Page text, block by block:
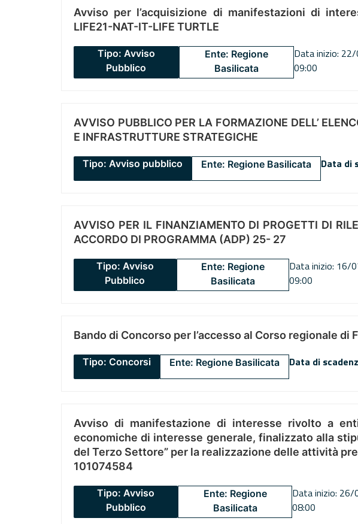
Avviso per l’acquisizione di manifestazioni di
LIFE21-NAT-IT-LIFE TURTLE
Tipo: Avviso
Pubblico
Ente: Regione
Basilicata
Data inizio:
09:00
AVVISO PUBBLICO PER LA FORMAZIONE DELL’
E INFRASTRUTTURE STRATEGICHE
Tipo: Avviso pubblico Ente: Regione Basilicata Data di
AVVISO PER IL FINANZIAMENTO DI PROGETTI DI
ACCORDO DI PROGRAMMA (ADP) 25- 27
Tipo: Avviso
Pubblico
Ente: Regione
Basilicata
Data inizio: 16/
09:00
Bando di Concorso per l’accesso al Corso regionale
Tipo: Concorsi Ente: Regione Basilicata Data di
Avviso di manifestazione di interesse rivolto a
economiche di interesse generale, finalizzato alla
del Terzo Settore” per la realizzazione delle attività
101074584
Tipo: Avviso
Pubblico
Ente: Regione
Basilicata
Data inizio:
08:00